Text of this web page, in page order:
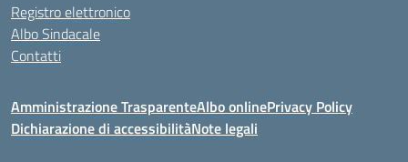
Registro elettronico
Albo Sindacale
Contatti
Amministrazione TrasparenteAlbo onlinePrivacy Policy
Dichiarazione di accessibilitàNote legali